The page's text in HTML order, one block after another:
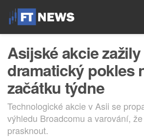
Asijské akcie zažily
dramatický pokles
začátku týdne
Technologické akcie v Asii se
výhledu Broadcomu a varování,
prasknout.